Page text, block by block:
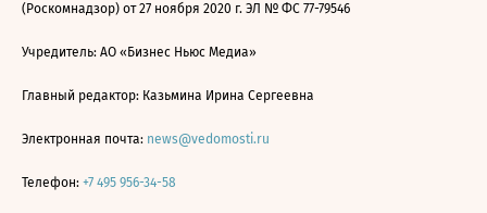
(Роскомнадзор) от 27 ноября 2020 г. ЭЛ № ФС 77-79546
Учредитель: АО «Бизнес Ньюс Медиа»
Главный редактор: Казьмина Ирина Сергеевна
Электронная почта: news@vedomosti.ru
Телефон: +7 495 956-34-58